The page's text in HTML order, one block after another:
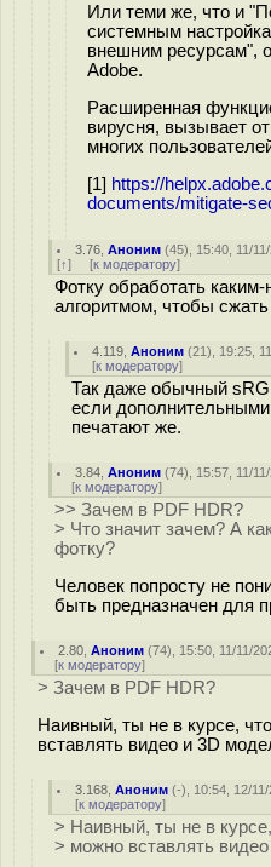
Или теми же, что и
системным
внешним ресурсам",
Adobe.
Расширенная
вирусня, вызывает
многих
[1] https://
documents/mitigate-
3.76 ,Аноним (45), 15:40, 11/
[↑] [к модератору]
Фотку обработать
алгоритмом, чтобы
4.119 ,Аноним (21), 19:25,
[к модератору]
Так даже обычный
если
печатают же.
3.84 ,Аноним (74), 15:57, 11/
[к модератору]
>> Зачем в PDF HDR?
> Что значит зачем? А
фотку?
Человек попросту не
быть предназначен для
2.80 ,Аноним (74), 15:50, 11/11/
[к модератору]
> Зачем в PDF HDR?
Наивный, ты не в курсе,
вставлять видео и 3D
3.168 ,Аноним (-), 10:54, 12/
[к модератору]
> Наивный, ты не в
> можно вставлять